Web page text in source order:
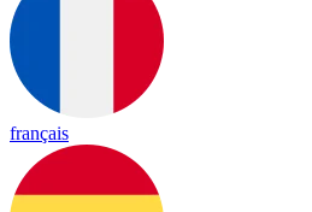
français